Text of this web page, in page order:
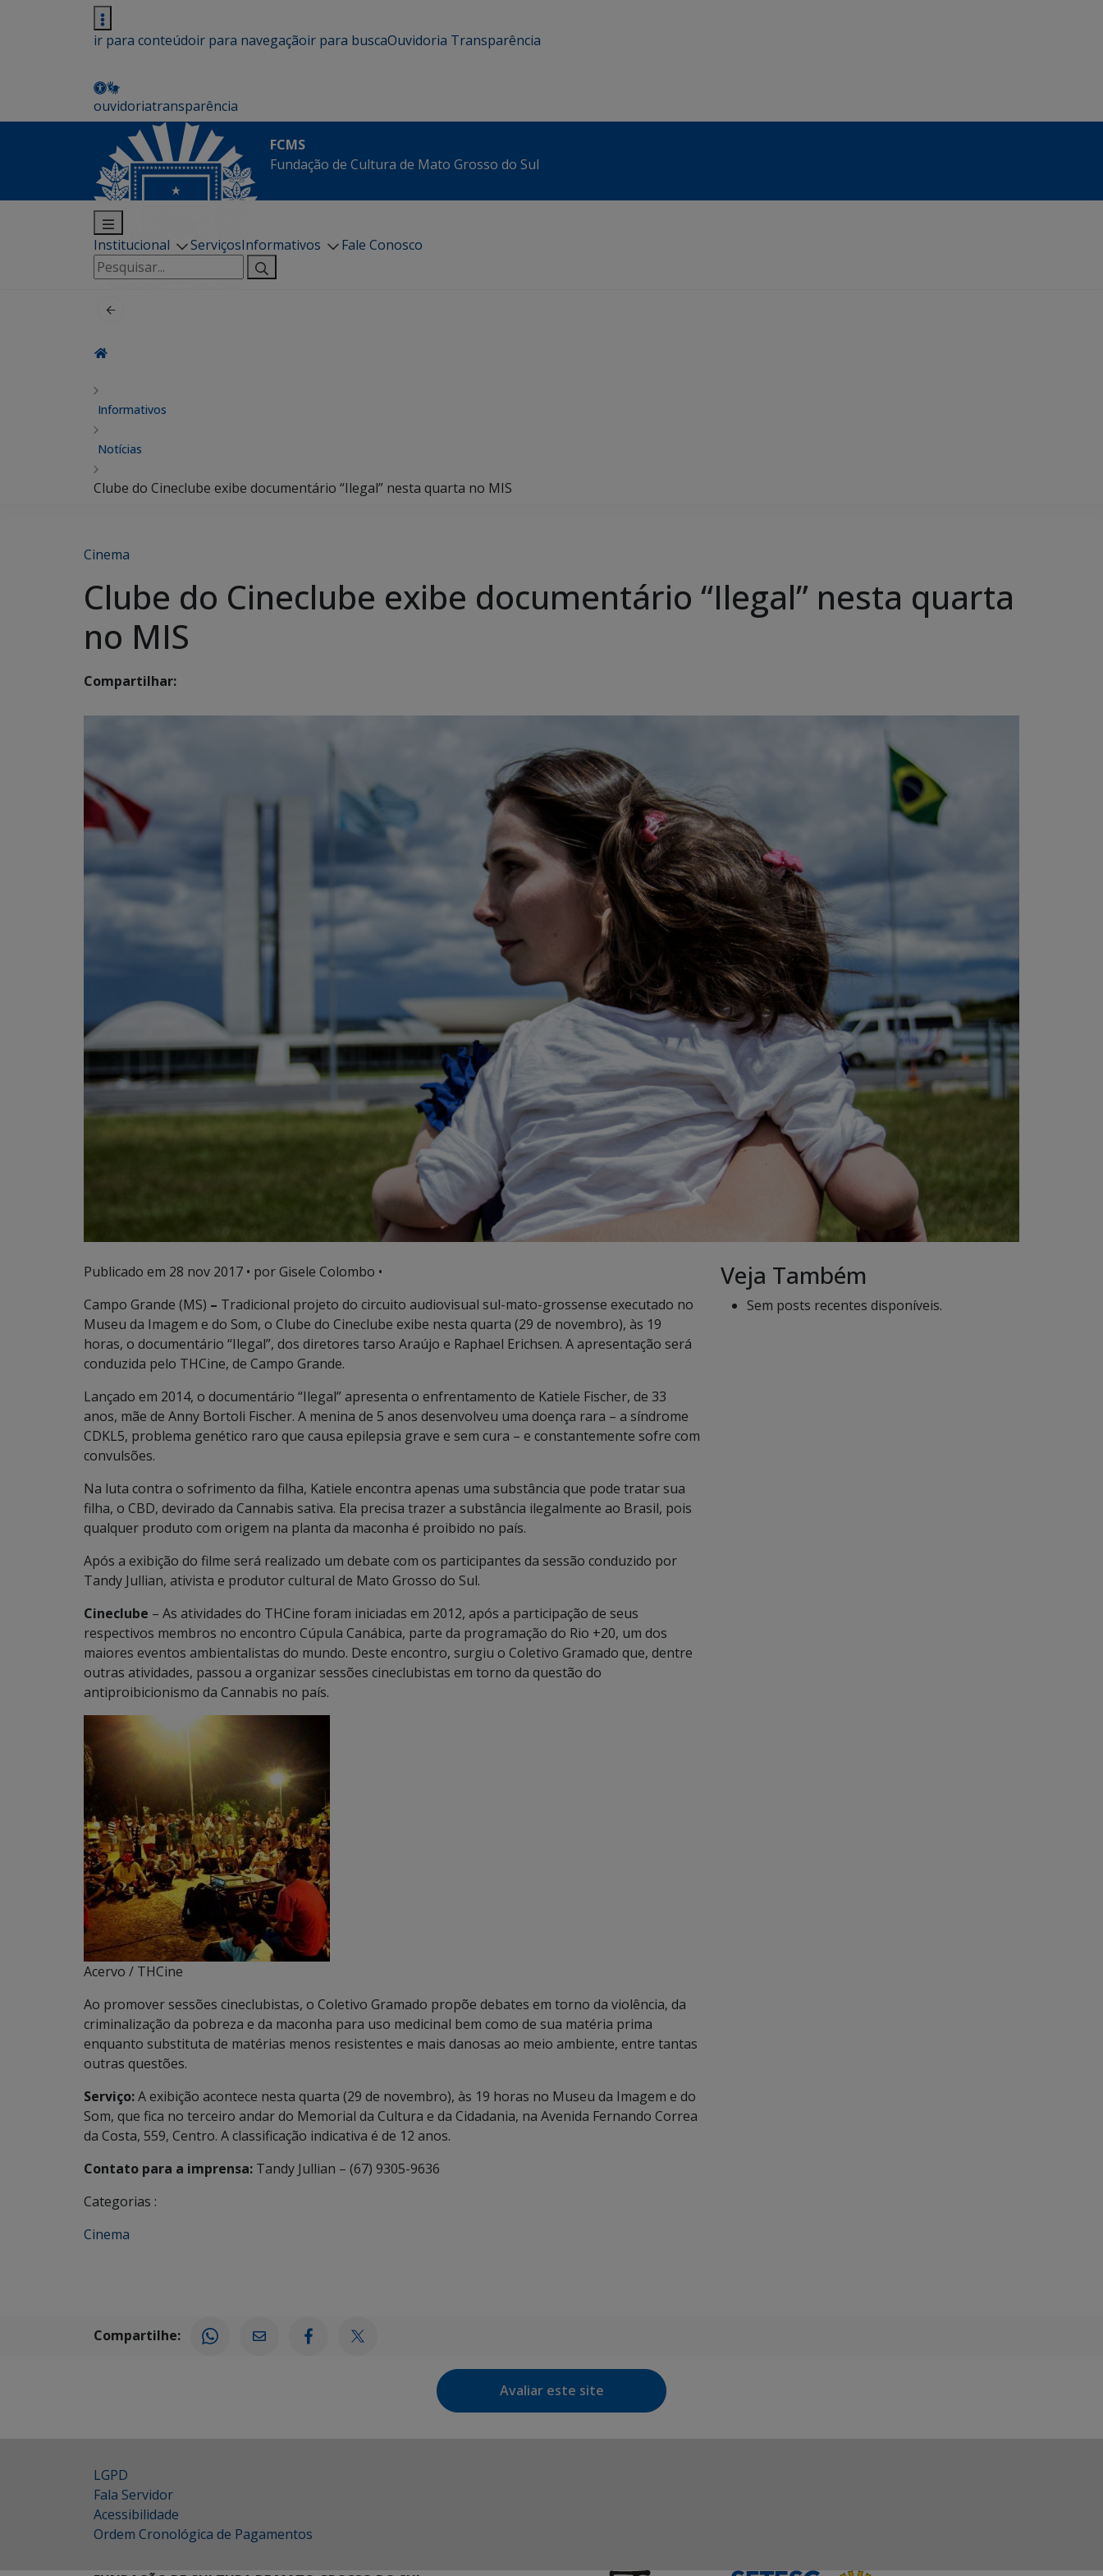
ir para conteúdoir para navegaçãoir para buscaOuvidoria Transparência
ouvidoriatransparência
FCMS
Fundação de Cultura de Mato Grosso do Sul
Institucional ServiçosInformativos
Fale Conosco
Pesquisar
por:
Informativos
Notícias
Clube do Cineclube exibe documentário “Ilegal” nesta quarta no MIS
Cinema
Clube do Cineclube exibe documentário “Ilegal” nesta quarta
no MIS
Compartilhar:
Publicado em 28 nov 2017 • por Gisele Colombo •
Campo Grande (MS) – Tradicional projeto do circuito audiovisual sul-mato-grossense executado no
Museu da Imagem e do Som, o Clube do Cineclube exibe nesta quarta (29 de novembro), às 19
horas, o documentário “Ilegal”, dos diretores tarso Araújo e Raphael Erichsen. A apresentação será
conduzida pelo THCine, de Campo Grande.
Lançado em 2014, o documentário “Ilegal” apresenta o enfrentamento de Katiele Fischer, de 33
anos, mãe de Anny Bortoli Fischer. A menina de 5 anos desenvolveu uma doença rara – a síndrome
CDKL5, problema genético raro que causa epilepsia grave e sem cura – e constantemente sofre com
convulsões.
Na luta contra o sofrimento da filha, Katiele encontra apenas uma substância que pode tratar sua
filha, o CBD, devirado da Cannabis sativa. Ela precisa trazer a substância ilegalmente ao Brasil, pois
qualquer produto com origem na planta da maconha é proibido no país.
Após a exibição do filme será realizado um debate com os participantes da sessão conduzido por
Tandy Jullian, ativista e produtor cultural de Mato Grosso do Sul.
Cineclube – As atividades do THCine foram iniciadas em 2012, após a participação de seus
respectivos membros no encontro Cúpula Canábica, parte da programação do Rio +20, um dos
maiores eventos ambientalistas do mundo. Deste encontro, surgiu o Coletivo Gramado que, dentre
outras atividades, passou a organizar sessões cineclubistas em torno da questão do
antiproibicionismo da Cannabis no país.
Acervo / THCine
Ao promover sessões cineclubistas, o Coletivo Gramado propõe debates em torno da violência, da
criminalização da pobreza e da maconha para uso medicinal bem como de sua matéria prima
enquanto substituta de matérias menos resistentes e mais danosas ao meio ambiente, entre tantas
outras questões.
Serviço:A exibição acontece nesta quarta (29 de novembro), às 19 horas no Museu da Imagem e do
Som, que fica no terceiro andar do Memorial da Cultura e da Cidadania, na Avenida Fernando Correa
da Costa, 559, Centro. A classificação indicativa é de 12 anos.
Contato para a imprensa: Tandy Jullian – (67) 9305-9636
Categorias :
Cinema
Veja Também
Sem posts recentes disponíveis.
Compartilhe:
Avaliar este site
LGPD
Fala Servidor
Acessibilidade
Ordem Cronológica de Pagamentos